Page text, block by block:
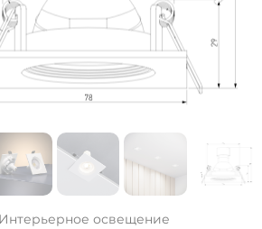
освещение